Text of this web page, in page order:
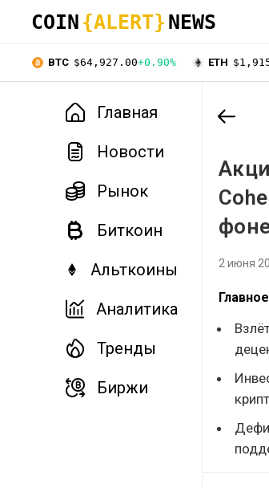
COIN {ALERT} NEWS
BTC $64,927.00+0.90% ETH
Главная
Новости
Рынок
Биткоин
Альткоины
Аналитика
Тренды
Биржи
2 июня